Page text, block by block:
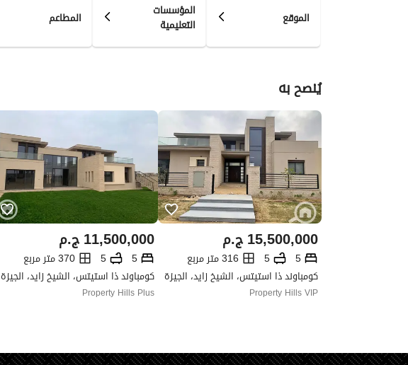
الموقع المؤسسات
التعليمية المطاعم
يُنصح به
ج.م15,500,000
5
5
316 متر مربع
كومباوند ذا استيتس، الشيخ زايد، الجيزة
Property Hills VIP
ج.م11,500,000
5
5
370 متر مربع
كومباوند ذا استيتس، الشيخ زايد، الجيزة
Property Hills Plus